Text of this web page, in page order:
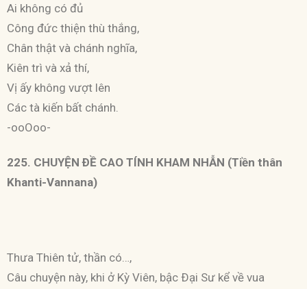
Ai không có đủ
Công đức thiện thù thắng,
Chân thật và chánh nghĩa,
Kiên trì và xả thí,
Vị ấy không vượt lên
Các tà kiến bất chánh.
-ooOoo-
225. CHUYỆN ÐỀ CAO TÍNH KHAM NHẪN (Tiền thân
Khanti-Vannana)
Thưa Thiên tử, thần có…,
Câu chuyện này, khi ở Kỳ Viên, bậc Ðại Sư kể về vua